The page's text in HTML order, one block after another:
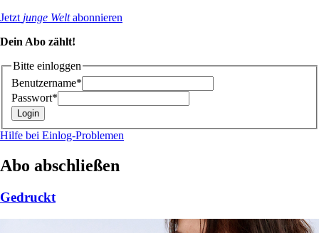
Jetzt junge Weltabonnieren
Dein Abo zählt!
Bitte einloggen
Benutzername*
Passwort*
Hilfe bei Einlog-Problemen
Abo abschließen
Gedruckt